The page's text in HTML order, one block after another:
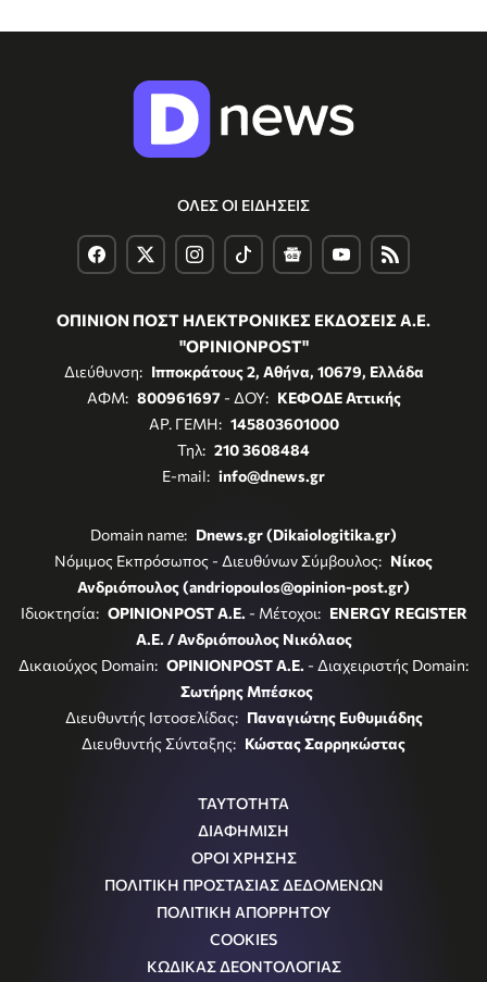
ΟΛΕΣ ΟΙ ΕΙΔΗΣΕΙΣ
ΟΠΙΝΙΟΝ ΠΟΣΤ ΗΛΕΚΤΡΟΝΙΚΕΣ ΕΚΔΟΣΕΙΣ Α.Ε.
"OPINIONPOST"
Διεύθυνση: Ιπποκράτους 2, Αθήνα, 10679, Ελλάδα
ΑΦΜ: 800961697- ΔΟΥ: ΚΕΦΟΔΕ Αττικής
ΑΡ. ΓΕΜΗ: 145803601000
Τηλ: 210 3608484
E-mail: info@dnews.gr
Domain name: Dnews.gr (Dikaiologitika.gr)
Νόμιμος Εκπρόσωπος - Διευθύνων Σύμβουλος: Νίκος
Ανδριόπουλος (andriopoulos@opinion-post.gr)
Ιδιοκτησία: OPINIONPOST A.E. - Μέτοχοι: ENERGY REGISTER
Α.Ε. / Ανδριόπουλος Νικόλαος
Δικαιούχος Domain: OPINIONPOST A.E. - Διαχειριστής Domain:
Σωτήρης Μπέσκος
Διευθυντής Ιστοσελίδας: Παναγιώτης Ευθυμιάδης
Διευθυντής Σύνταξης: Κώστας Σαρρηκώστας
ΤΑΥΤΟΤΗΤΑ
ΔΙΑΦΗΜΙΣΗ
ΟΡΟΙ ΧΡΗΣΗΣ
ΠΟΛΙΤΙΚΗ ΠΡΟΣΤΑΣΙΑΣ ΔΕΔΟΜΕΝΩΝ
ΠΟΛΙΤΙΚΗ ΑΠΟΡΡΗΤΟΥ
COOKIES
ΚΩΔΙΚΑΣ ΔΕΟΝΤΟΛΟΓΙΑΣ